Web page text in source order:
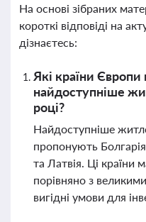
На основі зібраних
короткі відповіді на
дізнаєтесь:
Які країни
найдоступніше
році?
Найдоступніше
пропонують
та Латвія. Ці країни
порівняно з
вигідні умови для